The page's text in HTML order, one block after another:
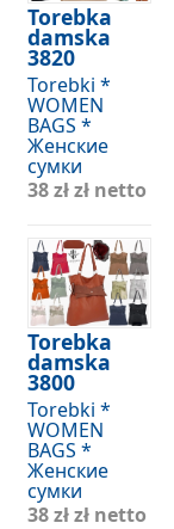
Torebka
damska
3820
Torebki *
WOMEN
BAGS *
Женские
сумки
38 złzł netto
Torebka
damska
3800
Torebki *
WOMEN
BAGS *
Женские
сумки
38 złzł netto